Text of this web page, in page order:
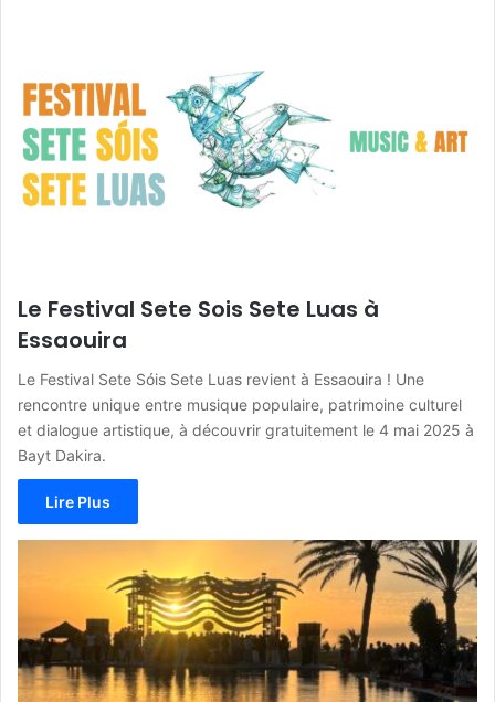
Le Festival Sete Sois Sete Luas à
Essaouira
Le Festival Sete Sóis Sete Luas revient à Essaouira ! Une
rencontre unique entre musique populaire, patrimoine culturel
et dialogue artistique, à découvrir gratuitement le 4 mai 2025 à
Bayt Dakira.
Lire Plus